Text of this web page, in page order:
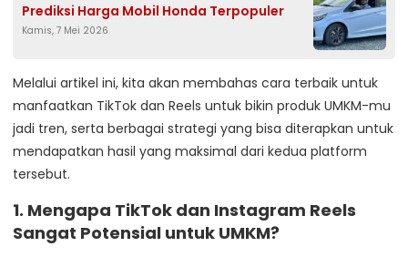
Prediksi Harga Mobil Honda Terpopuler
Kamis, 7 Mei 2026
Melalui artikel ini, kita akan membahas cara terbaik untuk
manfaatkan TikTok dan Reels untuk bikin produk UMKM-mu
jadi tren, serta berbagai strategi yang bisa diterapkan untuk
mendapatkan hasil yang maksimal dari kedua platform
tersebut.
1. Mengapa TikTok dan Instagram Reels
Sangat Potensial untuk UMKM?